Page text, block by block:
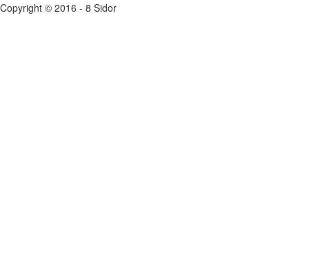
Copyright © 2016 - 8 Sidor